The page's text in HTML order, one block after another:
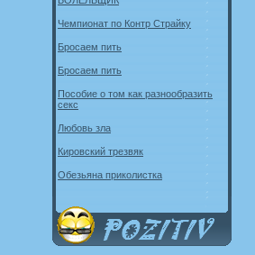
Чемпионат по Контр Страйку
Бросаем пить
Бросаем пить
Пособие о том как разнообразить
секс
Любовь зла
Кировский трезвяк
Обезьяна приколистка